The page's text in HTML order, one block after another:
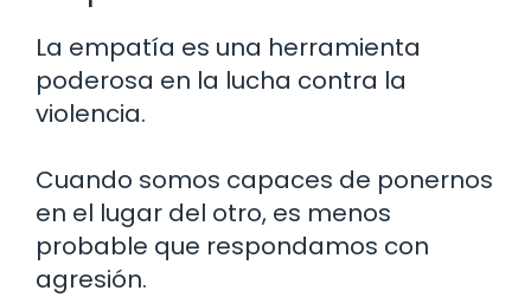
La empatía es una herramienta
poderosa en la lucha contra la
violencia.
Cuando somos capaces de ponernos
en el lugar del otro, es menos
probable que respondamos con
agresión.